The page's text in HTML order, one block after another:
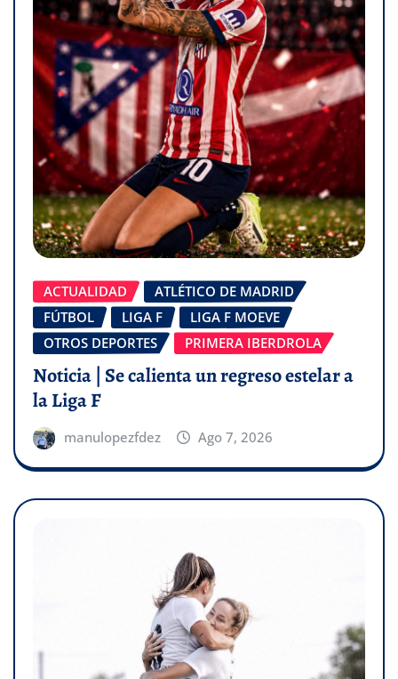
ACTUALIDAD
ATLÉTICO DE MADRID
FÚTBOL
LIGA F
LIGA F MOEVE
OTROS DEPORTES
PRIMERA IBERDROLA
Noticia | Se calienta un regreso estelar a
la Liga F
manulopezfdez Ago 7, 2026